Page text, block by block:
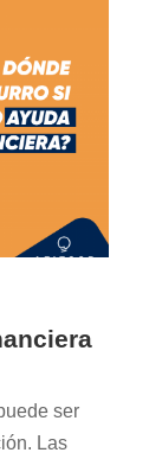
ser
Las